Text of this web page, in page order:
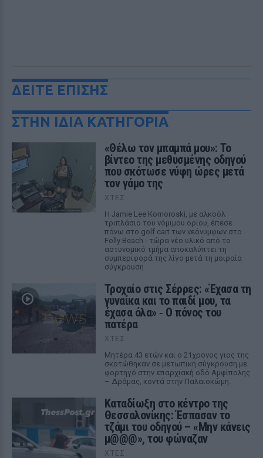
ΔΕΙΤΕ ΕΠΙΣΗΣ
ΣΤΗΝ ΙΔΙΑ ΚΑΤΗΓΟΡΙΑ
«Θέλω τον μπαμπά μου»: Το
βίντεο της μεθυσμένης οδηγού
που σκότωσε νύφη ώρες μετά
τον γάμο της
ΧΤΕΣ
Η Jamie Lee Komoroski, με αλκοόλ
τριπλάσιο του νόμιμου ορίου, έπεσε
πάνω στο golf cart των νεόνυμφων στο
Folly Beach - τώρα νέο υλικό από το
αστυνομικό τμήμα αποκαλύπτει τη
συμπεριφορά της λίγο μετά τη μοιραία
σύγκρουση
Τροχαίο στις Σέρρες: «Έχασα τη
γυναίκα και το παιδί μου, τα
έχασα όλα» ‑ Ο πόνος του
πατέρα
ΧΤΕΣ
Μητέρα 43 ετών και ο 21χρονος γιος της
σκοτώθηκαν σε μετωπική σύγκρουση με
φορτηγό στην επαρχιακή οδό Αμφίπολης
– Δράμας, κοντά στην Παλαιοκώμη.
Καταδίωξη στο κέντρο της
Θεσσαλονίκης: Έσπασαν το
τζάμι του οδηγού – «Μην κάνεις
μ@@@», του φώναζαν
ΧΤΕΣ